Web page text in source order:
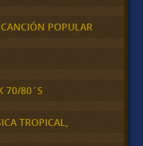
POPULAR
70/80´S
TROPICAL,